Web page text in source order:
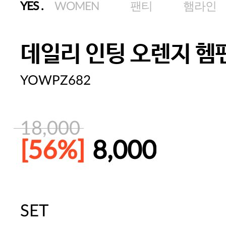
YES. WOMEN 팬티 햄라인
데일리 인팅 오렌지 헴
YOWPZ682
18,000
[56%] 8,000
주말특가 20%(8.7~8.9)/5만원 이
SET